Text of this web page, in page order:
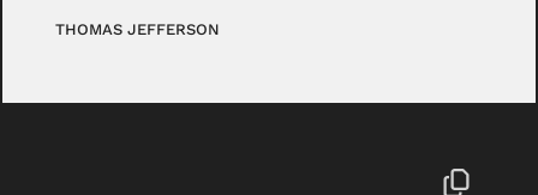
THOMAS JEFFERSON